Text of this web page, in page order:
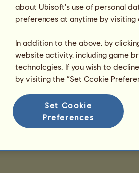
about Ubisoft's use of personal
preferences at anytime by
In addition to the above, by
website activity, including game
technologies. If you wish to
by visiting the “Set Cookie
Set Cookie
Preferences